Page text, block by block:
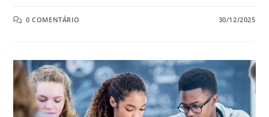
0 COMENTÁRIO 30/12/2025